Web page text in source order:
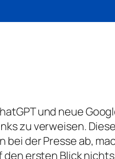
und neue
zu verweisen.
bei der Presse ab,
den ersten Blick